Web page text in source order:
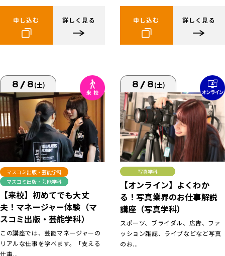
申し込む 詳しく見る 申し込む 詳しく見る
8/8(土)
マスコミ出版・芸能学科
マスコミ出版・芸能学科
【来校】初めてでも大丈
夫！マネージャー体験（マ
スコミ出版・芸能学科）
この講座では、芸能マネージャーの
リアルな仕事を学べます。「支える
仕事...
8/8(土)
写真学科
【オンライン】よくわか
る！写真業界のお仕事解説
講座（写真学科）
スポーツ、ブライダル、広告、ファ
ッション雑誌、ライブなどなど写真
のお...